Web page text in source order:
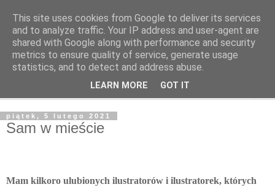
Poczytaj dziecku
BLOG O KSIĄŻKACH DLA DZIECI I MŁODZIEŻY
piątek, 5 lutego 2021
Sam w mieście
Mam kilkoro ulubionych ilustratorów i ilustratorek, których
This site uses cookies from Google to deliver its services
and to analyze traffic. Your IP address and user-agent are
shared with Google along with performance and security
metrics to ensure quality of service, generate usage
statistics, and to detect and address abuse.
LEARN MORE GOT IT